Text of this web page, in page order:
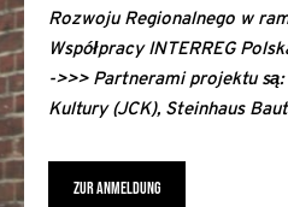
Rozwoju Regionalnego w
Współpracy INTERREG
->>> Partnerami projektu s
Kultury (JCK), Steinhaus
ZUR ANMELDUNG